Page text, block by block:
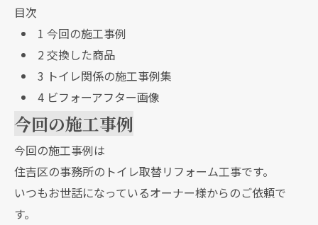
目次
1 今回の施工事例
2交換した商品
3 トイレ関係の施工事例集
4ビフォーアフター画像
今回の施工事例
今回の施工事例は
住吉区の事務所のトイレ取替リフォーム工事です。
いつもお世話になっているオーナー様からのご依頼で
す。